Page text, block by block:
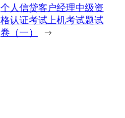
个人信贷客户经理中级资
格认证考试上机考试题试
卷（一）
→